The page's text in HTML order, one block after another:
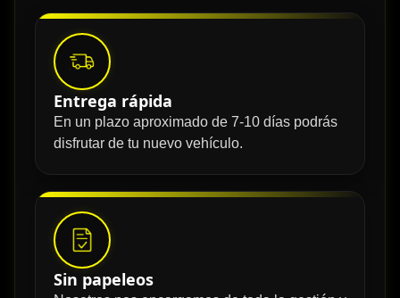
Entrega rápida
En un plazo aproximado de 7-10 días podrás
disfrutar de tu nuevo vehículo.
Sin papeleos